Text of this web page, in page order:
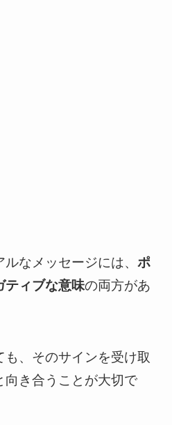
なメッセージには、 ポ
ティブな意味の両方があ
も、そのサインを受け取
向き合うことが大切で